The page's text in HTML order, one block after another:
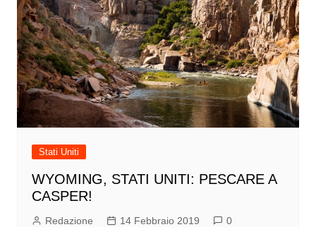
Stati Uniti
WYOMING, STATI UNITI: PESCARE A
CASPER!
Redazione 14 Febbraio 2019 0